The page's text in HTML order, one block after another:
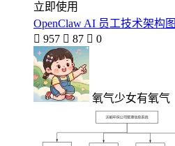
立即使用
OpenClaw AI 员工技术架构图
 957  87  0
氧气少女有氧气